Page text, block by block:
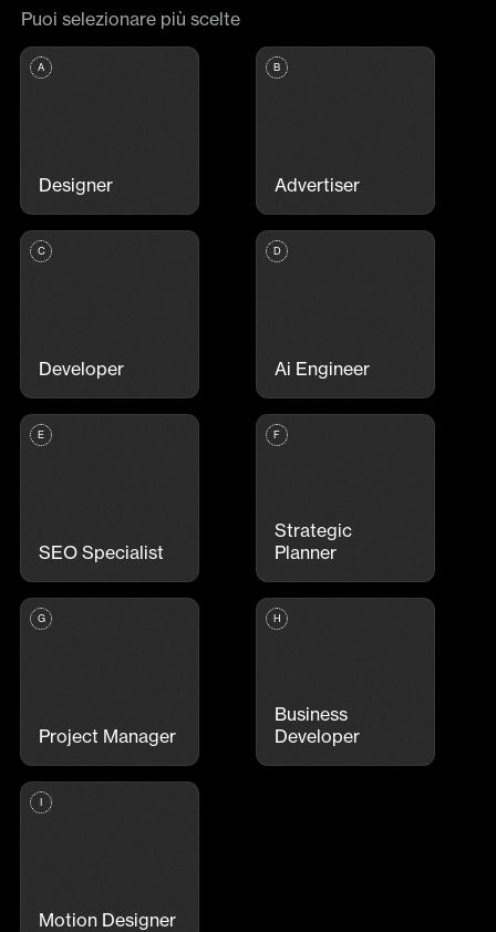
Puoi selezionare più scelte
Designer Advertiser
Developer Ai Engineer
SEO Specialist
Strategic
Planner
Project Manager
Business
Developer
Motion Designer